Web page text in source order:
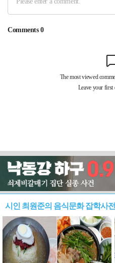
시인 최원준의 음식문화 잡학사전